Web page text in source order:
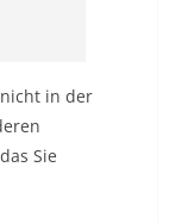
nicht in der
Sie